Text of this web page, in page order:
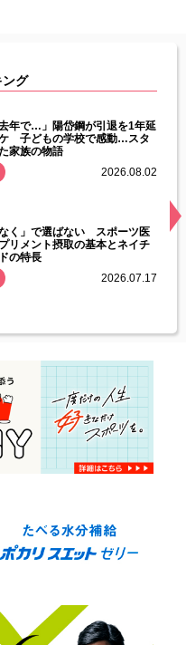
ング
去年で…」陽岱鋼が引退を1年延
子どもの学校で感動…スタ
家族の物語
2026.08.02
なく」で選ばない スポーツ医
リメント摂取の基本とネイチ
の特長
2026.07.17